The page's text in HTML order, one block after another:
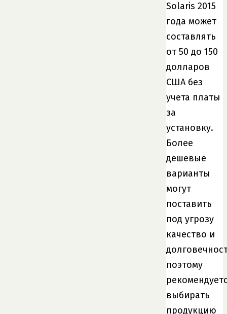
Solaris 2015
года может
составлять
от 50 до 150
долларов
США без
учета платы
за
установку.
Более
дешевые
варианты
могут
поставить
под угрозу
качество и
поэтому
выбирать
продукцию